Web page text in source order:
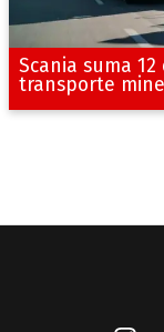
Scania suma
transporte